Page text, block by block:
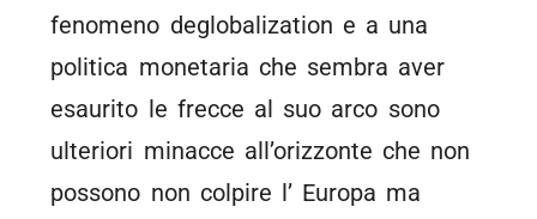
fenomeno deglobalization e a una
politica monetaria che sembra aver
esaurito le frecce al suo arco sono
ulteriori minacce all’orizzonte che non
possono non colpire l’ Europa ma